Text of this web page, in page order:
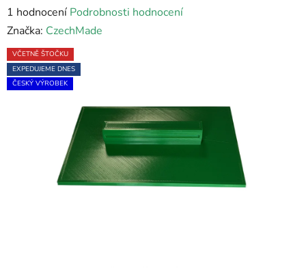
Průměrné
hodnocení
produktu
je
5,0
1 hodnocení Podrobnosti hodnocení
Značka: CzechMade
VČETNĚ ŠTOČKU
EXPEDUJEME DNES
ČESKÝ VÝROBEK